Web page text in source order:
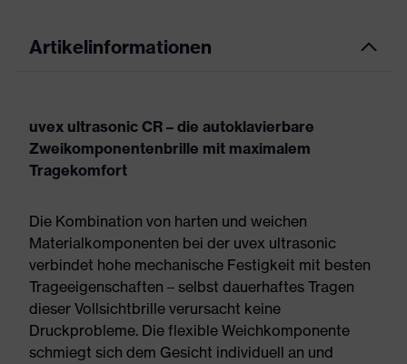
Artikelinformationen
uvex ultrasonic CR – die autoklavierbare
Zweikomponentenbrille mit maximalem
Tragekomfort
Die Kombination von harten und weichen
Materialkomponenten bei der uvex ultrasonic
verbindet hohe mechanische Festigkeit mit besten
Trageeigenschaften – selbst dauerhaftes Tragen
dieser Vollsichtbrille verursacht keine
Druckprobleme. Die flexible Weichkomponente
schmiegt sich dem Gesicht individuell an und